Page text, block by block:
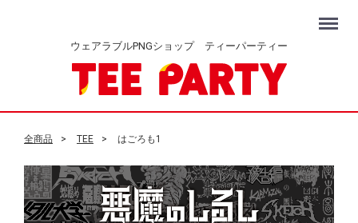
ウェアラブルPNGショップ ティーパーティー
Menu
全商品 TEE はごろも1